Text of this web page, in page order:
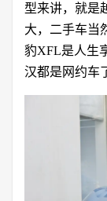
型来讲，就是
大，二手车当
豹XFL是人生
汉都是网约车